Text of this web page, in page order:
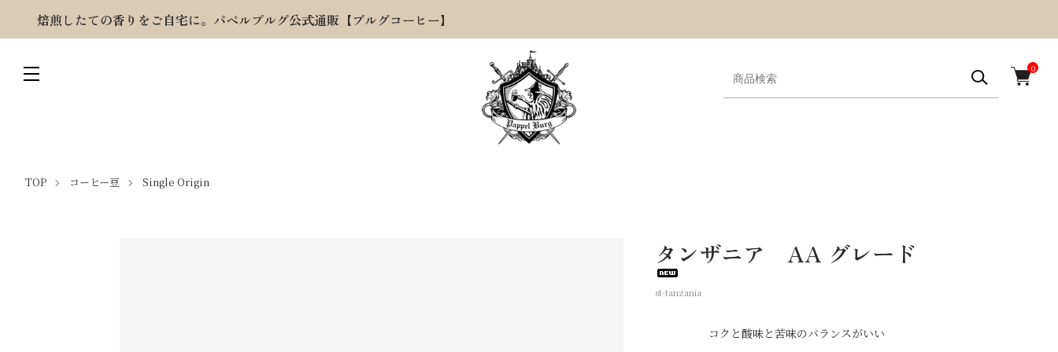
焙煎したての香りをご自宅に。パペルブルグ公式通販【ブルグコーヒー】
0
TOP コーヒー豆 Single Origin
タンザニア AA グレード
st-tanzania
コクと酸味と苦味のバランスがいい